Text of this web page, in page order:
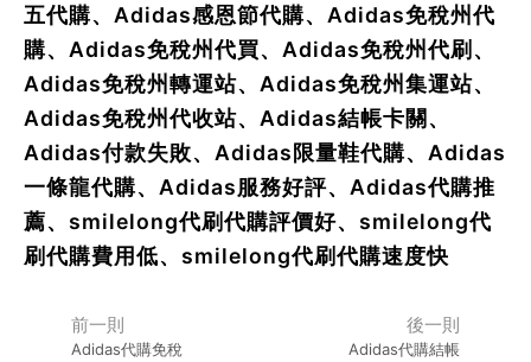
五代購、Adidas感恩節代購、Adidas免稅州代
購、Adidas免稅州代買、Adidas免稅州代刷、
Adidas免稅州轉運站、Adidas免稅州集運站、
Adidas免稅州代收站、Adidas結帳卡關、
Adidas付款失敗、Adidas限量鞋代購、Adidas
一條龍代購、Adidas服務好評、Adidas代購推
薦、smilelong代刷代購評價好、smilelong代
刷代購費用低、smilelong代刷代購速度快
前一則
Adidas代購免稅
後一則
Adidas代購結帳